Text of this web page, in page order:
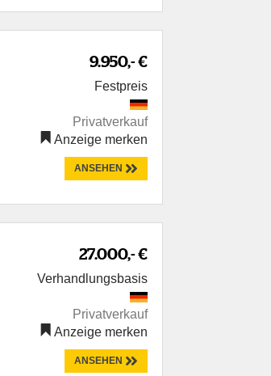
9.950,- €
Festpreis
Privatverkauf
Anzeige merken
ANSEHEN
27.000,- €
Verhandlungsbasis
Privatverkauf
Anzeige merken
ANSEHEN